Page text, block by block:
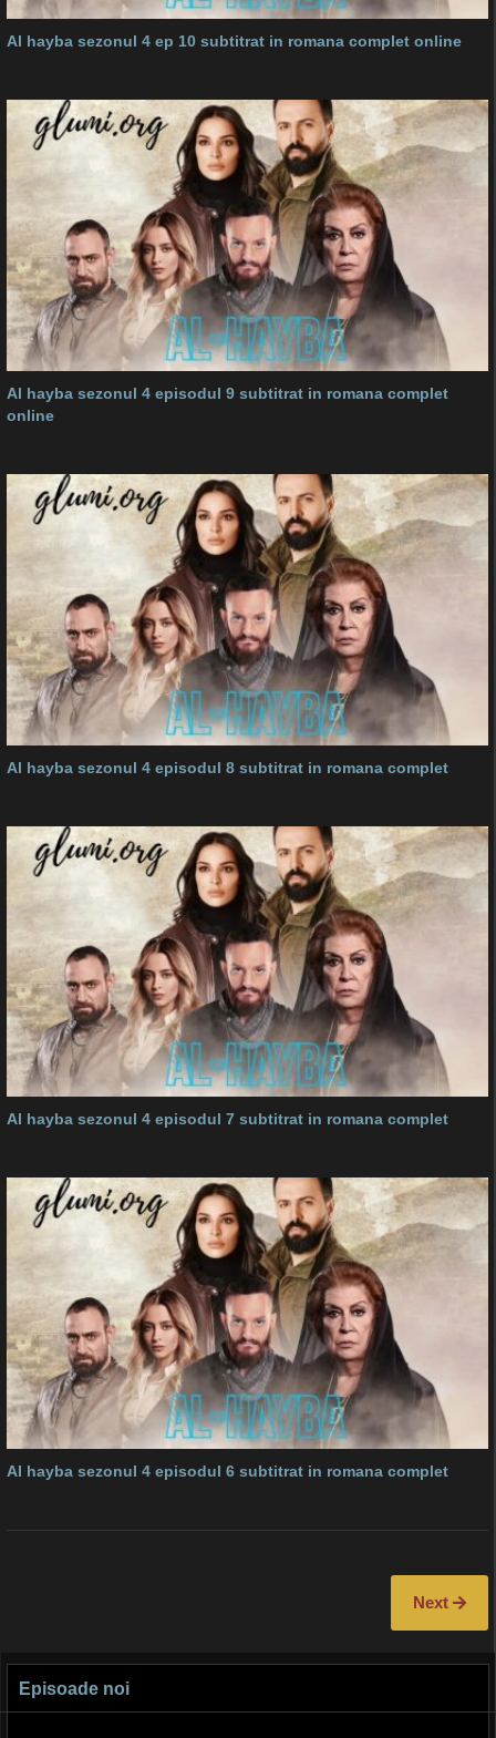
Al hayba sezonul 4 ep 10 subtitrat in romana complet online
Al hayba sezonul 4 episodul 9 subtitrat in romana complet
online
Al hayba sezonul 4 episodul 8 subtitrat in romana complet
Al hayba sezonul 4 episodul 7 subtitrat in romana complet
Al hayba sezonul 4 episodul 6 subtitrat in romana complet
Next
Episoade noi